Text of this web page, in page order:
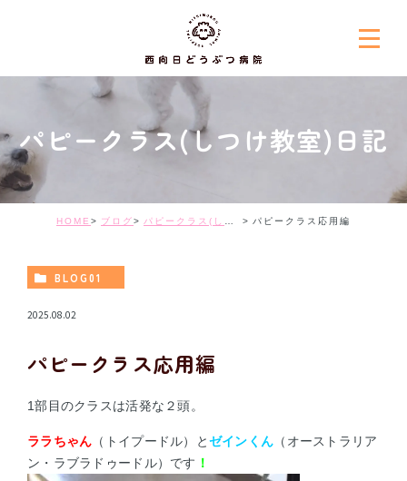
パピークラス(しつけ教室)日記
HOME ブログ パピークラス(しつけ教室)日記 パピークラス応用編
BLOG01
2025.08.02
パピークラス応用編
1部目のクラスは活発な２頭。
ララちゃん （トイプードル）とゼインくん （オーストラリア
ン・ラブラドゥードル）です ！